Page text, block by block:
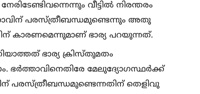
വീട്ടില്‍ നിരന്തരം
പരസ്ത്രീബന്ധമുണ്ടെന്നും അതു
കാരണമെന്നുമാണ് ഭാര്യ പറയുന്നത്.
ഭാര്യ ക്രിസ്തുമതം
ഭർത്താവിനെതിരേ മേലുദ്യോഗസ്ഥർക്ക്
പരസ്ത്രീബന്ധമുണ്ടെന്നതിന് തെളിവു